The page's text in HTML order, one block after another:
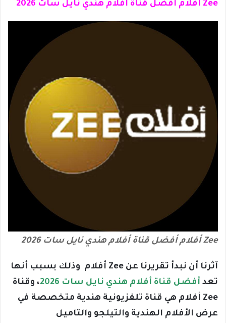
Zee أفلام أفضل قناة أفلام هندي نايل سات 2026
Zee أفلام أفضل قناة أفلام هندي نايل سات 2026
آثرنا أن نبدأ تقريرنا عن Zee أفلام وذلك بسبب أنها
تعد أفضل قناة أفلام هندي نايل سات 2026
، وقناة
Zee أفلام هي قناة تلفزيونية هندية متخصصة في
عرض الأفلام الهندية والتيلجو والتاميل